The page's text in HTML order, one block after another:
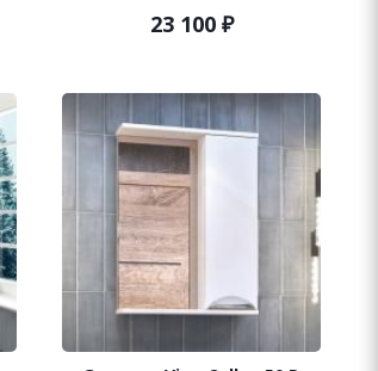
23 100₽